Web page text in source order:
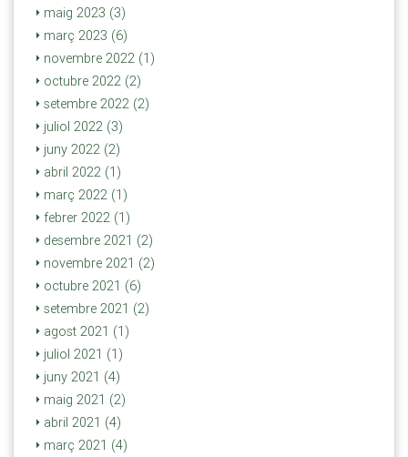
maig 2023 (3)
març 2023 (6)
novembre 2022 (1)
octubre 2022 (2)
setembre 2022 (2)
juliol 2022 (3)
juny 2022 (2)
abril 2022 (1)
març 2022 (1)
febrer 2022 (1)
desembre 2021 (2)
novembre 2021 (2)
octubre 2021 (6)
setembre 2021 (2)
agost 2021 (1)
juliol 2021 (1)
juny 2021 (4)
maig 2021 (2)
abril 2021 (4)
març 2021 (4)